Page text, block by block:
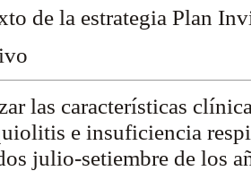
de la estrategia Plan
las características
e insuficiencia
julio-setiembre de los